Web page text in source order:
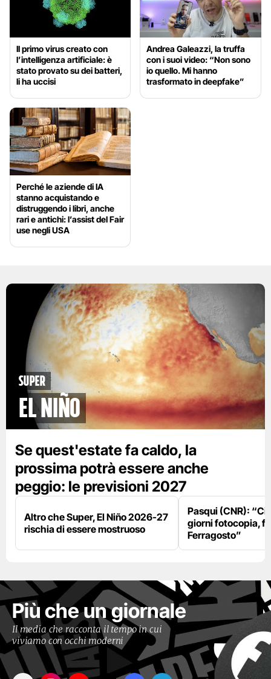
Il primo virus creato con
l’intelligenza artificiale: è
stato provato su dei batteri,
li ha uccisi
Andrea Galeazzi, la truffa
con i suoi video: “Non sono
io quello. Mi hanno
trasformato in deepfake”
Perché le aziende di IA
stanno acquistando e
distruggendo i libri, anche
rari e antichi: l’assist del Fair
use negli USA
Super
El Niño
Se quest'estate fa caldo, la
prossima potrà essere anche
peggio: le previsioni 2027
Altro che Super, El Niño 2026-27
rischia di essere mostruoso
Pasqui (CNR):
giorni fotocopia,
Ferragosto”
Più che un giornale
Il media che racconta il tempo in cui
viviamo con occhi moderni